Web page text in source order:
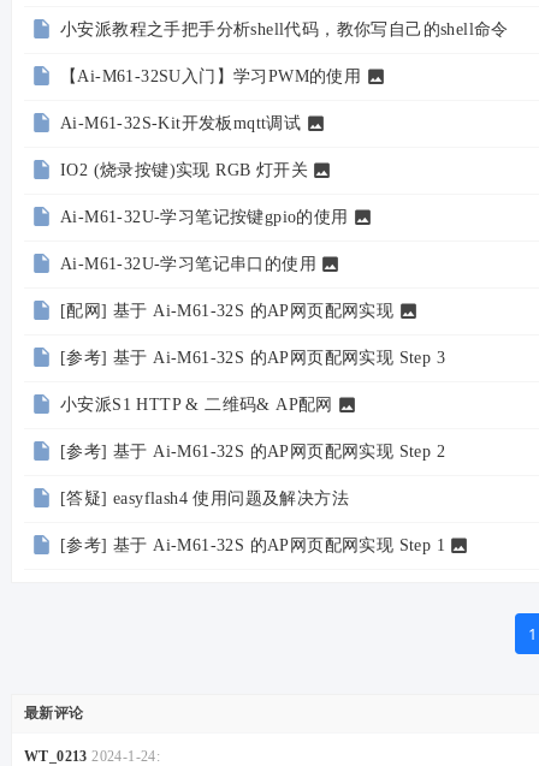
小安派教程之手把手分析shell代码，教你写自己的shell命令
【Ai-M61-32SU入门】学习PWM的使用
Ai-M61-32S-Kit开发板mqtt调试
IO2 (烧录按键)实现 RGB 灯开关
Ai-M61-32U-学习笔记按键gpio的使用
Ai-M61-32U-学习笔记串口的使用
[配网] 基于 Ai-M61-32S 的AP网页配网实现
[参考] 基于 Ai-M61-32S 的AP网页配网实现 Step 3
小安派S1 HTTP & 二维码& AP配网
[参考] 基于 Ai-M61-32S 的AP网页配网实现 Step 2
[答疑] easyflash4 使用问题及解决方法
[参考] 基于 Ai-M61-32S 的AP网页配网实现 Step 1
1
最新评论
WT_0213 2024-1-24: